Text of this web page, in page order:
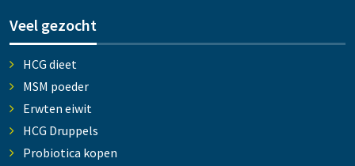
Veel gezocht
HCG dieet
MSM poeder
Erwten eiwit
HCG Druppels
Probiotica kopen